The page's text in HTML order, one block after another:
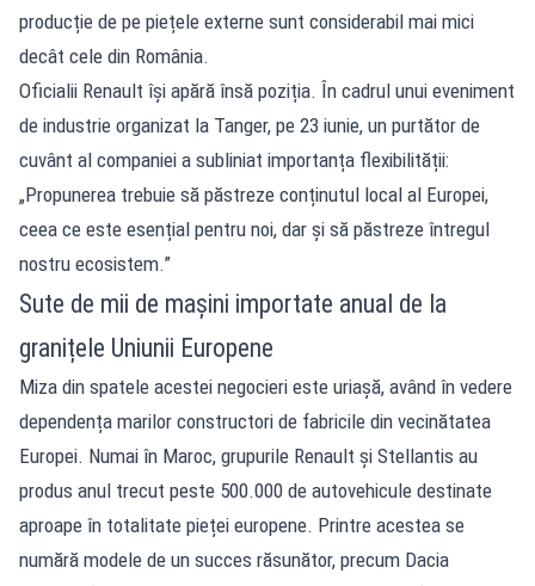
producție de pe piețele externe sunt considerabil mai mici
decât cele din România.
Oficialii Renault își apără însă poziția. În cadrul unui eveniment
de industrie organizat la Tanger, pe 23 iunie, un purtător de
cuvânt al companiei a subliniat importanța flexibilității:
„Propunerea trebuie să păstreze conținutul local al Europei,
ceea ce este esențial pentru noi, dar și să păstreze întregul
nostru ecosistem.”
Sute de mii de mașini importate anual de la
granițele Uniunii Europene
Miza din spatele acestei negocieri este uriașă, având în vedere
dependența marilor constructori de fabricile din vecinătatea
Europei. Numai în Maroc, grupurile Renault și Stellantis au
produs anul trecut peste 500.000 de autovehicule destinate
aproape în totalitate pieței europene. Printre acestea se
numără modele de un succes răsunător, precum Dacia